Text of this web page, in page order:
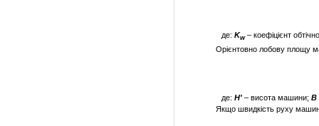
де: Kw – коефіцієнт
Орієнтовно лобову площу
де: Н' – висота машини; В
Якщо швидкість руху